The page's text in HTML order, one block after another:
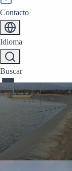
Contacto
Idioma
Buscar
Llevamos